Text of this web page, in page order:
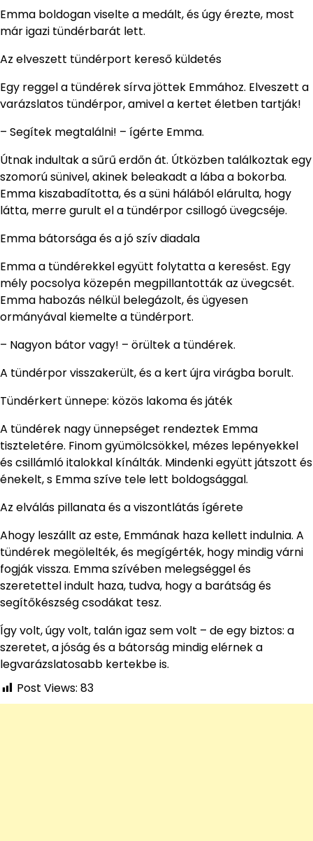
Emma boldogan viselte a medált, és úgy érezte, most
már igazi tündérbarát lett.
Az elveszett tündérport kereső küldetés
Egy reggel a tündérek sírva jöttek Emmához. Elveszett a
varázslatos tündérpor, amivel a kertet életben tartják!
– Segítek megtalálni! – ígérte Emma.
Útnak indultak a sűrű erdőn át. Útközben találkoztak egy
szomorú sünivel, akinek beleakadt a lába a bokorba.
Emma kiszabadította, és a süni hálából elárulta, hogy
látta, merre gurult el a tündérpor csillogó üvegcséje.
Emma bátorsága és a jó szív diadala
Emma a tündérekkel együtt folytatta a keresést. Egy
mély pocsolya közepén megpillantották az üvegcsét.
Emma habozás nélkül belegázolt, és ügyesen
ormányával kiemelte a tündérport.
– Nagyon bátor vagy! – örültek a tündérek.
A tündérpor visszakerült, és a kert újra virágba borult.
Tündérkert ünnepe: közös lakoma és játék
A tündérek nagy ünnepséget rendeztek Emma
tiszteletére. Finom gyümölcsökkel, mézes lepényekkel
és csillámló italokkal kínálták. Mindenki együtt játszott és
énekelt, s Emma szíve tele lett boldogsággal.
Az elválás pillanata és a viszontlátás ígérete
Ahogy leszállt az este, Emmának haza kellett indulnia. A
tündérek megölelték, és megígérték, hogy mindig várni
fogják vissza. Emma szívében melegséggel és
szeretettel indult haza, tudva, hogy a barátság és
segítőkészség csodákat tesz.
Így volt, úgy volt, talán igaz sem volt – de egy biztos: a
szeretet, a jóság és a bátorság mindig elérnek a
legvarázslatosabb kertekbe is.
Post Views: 83